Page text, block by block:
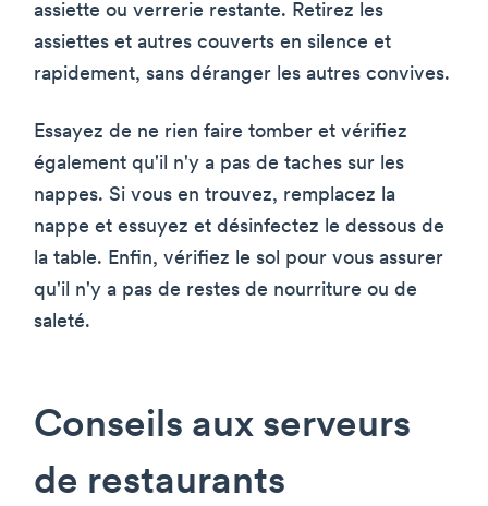
assiette ou verrerie restante. Retirez les
assiettes et autres couverts en silence et
rapidement, sans déranger les autres convives.
Essayez de ne rien faire tomber et vérifiez
également qu'il n'y a pas de taches sur les
nappes. Si vous en trouvez, remplacez la
nappe et essuyez et désinfectez le dessous de
la table. Enfin, vérifiez le sol pour vous assurer
qu'il n'y a pas de restes de nourriture ou de
saleté.
Conseils aux serveurs
de restaurants